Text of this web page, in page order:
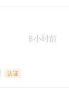
8小时前
认证